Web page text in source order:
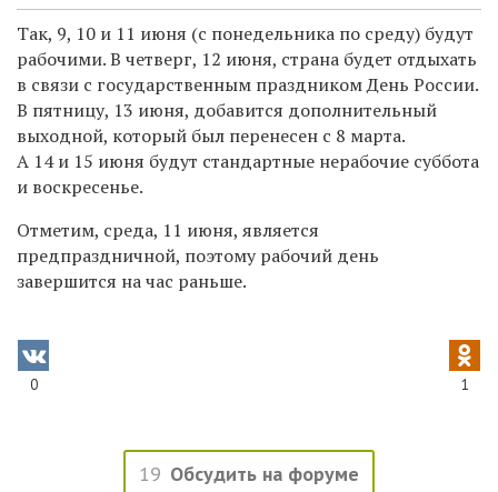
Так, 9, 10 и 11 июня (с понедельника по среду) будут
рабочими. В четверг, 12 июня, страна будет отдыхать
в связи с государственным праздником День России.
В пятницу, 13 июня, добавится дополнительный
выходной, который был перенесен с 8 марта.
А 14 и 15 июня будут стандартные нерабочие суббота
и воскресенье.
Отметим, среда, 11 июня, является
предпраздничной, поэтому рабочий день
завершится на час раньше.
0 1
19 Обсудить на форуме